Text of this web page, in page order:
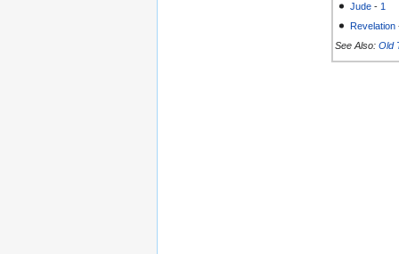
Jude -1
Revelation
See Also: Old